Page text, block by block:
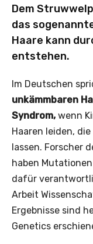
Dem
das
Haare kann
entstehen.
Im Deutschen
unkämmbaren
Syndrom, wenn
Haaren leiden,
lassen. Forscher
haben
dafür
Arbeit
Ergebnisse sind
Genetics